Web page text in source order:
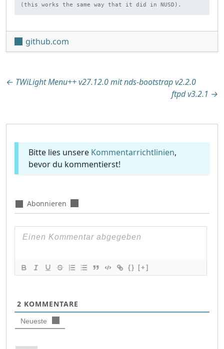
(this works the same way that it did in NUSD).
github.com
Beitragsnavigation
← TWiLight Menu++ v27.12.0 mit nds-bootstrap v2.2.0
ftpd v3.2.1 →
Bitte lies unsere Kommentarrichtlinien,
bevor du kommentierst!
Abonnieren
{} [+]
2 KOMMENTARE
Neueste